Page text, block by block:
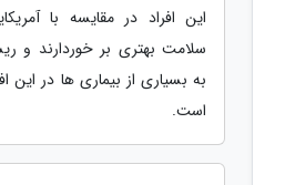
این افراد در مقایسه با
سلامت بهتری بر خوردارند و
به بسیاری از بیماری ها در این
است.